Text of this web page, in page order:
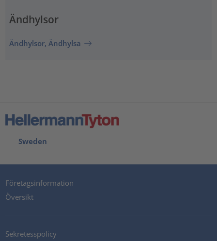
Ändhylsor
Ändhylsor, Ändhylsa
Sweden
Företagsinformation
Översikt
Sekretesspolicy